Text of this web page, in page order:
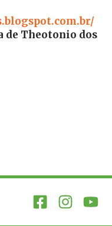
de Theotonio dos